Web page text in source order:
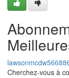
Cherchez-vous à